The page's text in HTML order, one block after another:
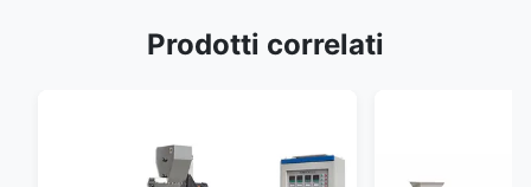
Prodotti correlati